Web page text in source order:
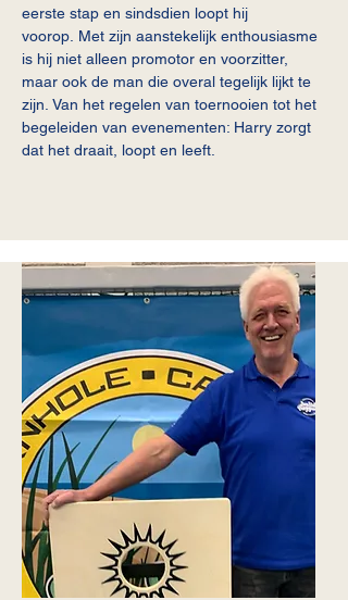
eerste stap en sindsdien loopt hij
voorop. Met zijn aanstekelijk enthousiasme
is hij niet alleen promotor en voorzitter,
maar ook de man die overal tegelijk lijkt te
zijn. Van het regelen van toernooien tot het
begeleiden van evenementen: Harry zorgt
dat het draait, loopt en leeft.